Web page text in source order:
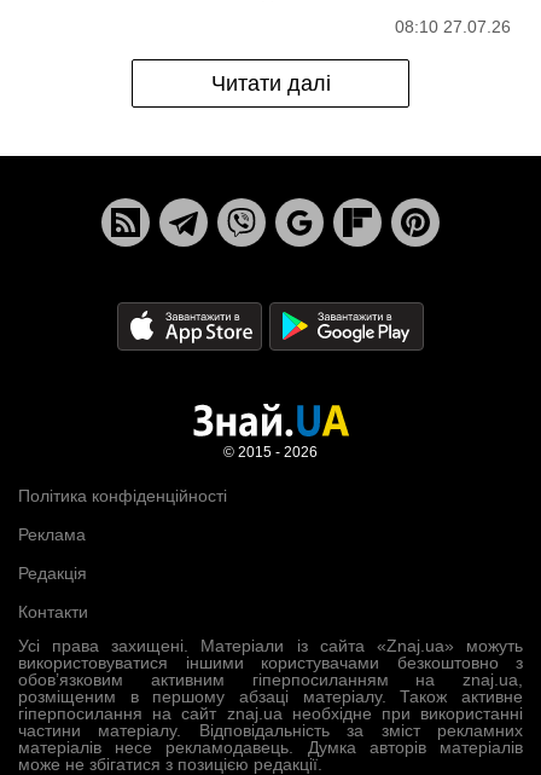
08:10 27.07.26
Читати далі
Усі права захищені. Матеріали із сайта «Znaj.ua» можуть
використовуватися іншими користувачами безкоштовно з
обов’язковим активним гіперпосиланням на znaj.ua,
розміщеним в першому абзаці матеріалу. Також активне
гіперпосилання на сайт znaj.ua необхідне при використанні
частини матеріалу. Відповідальність за зміст рекламних
матеріалів несе рекламодавець. Думка авторів матеріалів
може не збігатися з позицією редакції.
Політика конфіденційності
Реклама
Редакція
Контакти
© 2015 - 2026